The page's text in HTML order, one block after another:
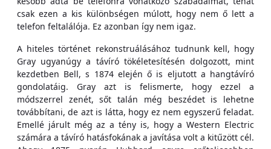
csak ezen a kis különbségen múlott, hogy nem ő lett a
telefon feltalálója. Ez azonban így nem igaz.
A hiteles történet rekonstruálásához tudnunk kell, hogy
Gray ugyanúgy a távíró tökéletesítésén dolgozott, mint
kezdetben Bell, s 1874 elején ő is eljutott a hangtávíró
gondolatáig. Gray azt is felismerte, hogy ezzel a
módszerrel zenét, sőt talán még beszédet is lehetne
továbbítani, de azt is látta, hogy ez nem egyszerű feladat.
Emellé járult még az a tény is, hogy a Western Electric
számára a távíró hatásfokának a javítása volt a kitűzött cél.